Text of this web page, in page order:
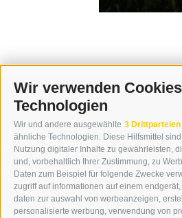
Wir verwenden
Technologien
Wir und andere ausgewählte 3 Drittparteien
ähnliche Technologien. Diese Hilfsmittel
Nutzung digitaler Inhalte zu gewährleisten,
und, vorbehaltlich Ihrer Zustimmung, zu
Daten zum Beispiel für folgende Zwecke
zugriff auf informationen auf einem
daten zur auswahl von werbeanzeigen,
personalisierte werbung, verwendung von
KONTAKT
WIPP-MEDIA GMBH
DER ERKER
NEUSTADT 20A
I-39049 STERZING
TEL.: +39 0472 766876